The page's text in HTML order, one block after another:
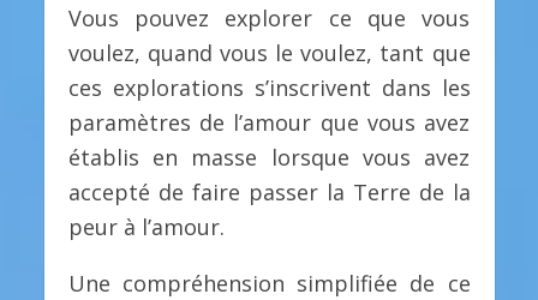
Vous pouvez explorer ce que vous
voulez, quand vous le voulez, tant que
ces explorations s’inscrivent dans les
paramètres de l’amour que vous avez
établis en masse lorsque vous avez
accepté de faire passer la Terre de la
peur à l’amour.
Une compréhension simplifiée de ce